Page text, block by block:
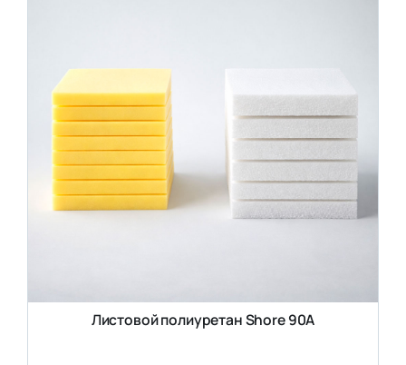
Листовой полиуретан Shore 90A